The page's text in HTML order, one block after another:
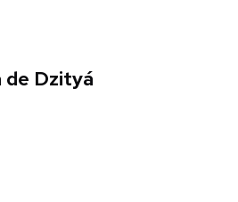
de Dzityá